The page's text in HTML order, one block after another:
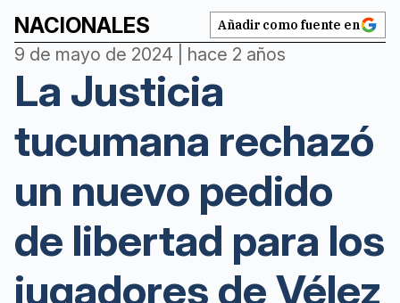
NACIONALES Añadir como fuente en
9 de mayo de 2024 | hace 2 años
La Justicia
tucumana rechazó
un nuevo pedido
de libertad para los
jugadores de Vélez